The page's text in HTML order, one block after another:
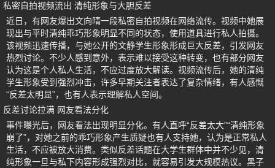
私密自拍视频流出 清纯形象与大胆反差
近日，有网友爆出文向晴一段私密自拍视频在网络流传。视频中她展
现出与平时清纯乖巧形象明显不同的状态，使用道具进行私人拍摄。
该视频迅速传播，与她公开的文静学生形象形成巨大反差，引发网友
热烈讨论。不少人感到意外，表示难以接受这种转变，也有部分网友
认为这是个人私人生活，不应过度放大解读。视频流传后，她的清纯
学生形象受到强烈冲击，许多早期关注者表达了复杂情绪，有人感慨
“反差太明显”，也有人表示理解私人空间。
反差讨论拉满 网友看法分化
事件曝光后，网友看法出现明显分化。有人直呼“反差太大”“清纯形象
崩了”，对她之前的乖巧形象产生质疑也有人支持她，认为是正常私人
生活，不应被放大消费。类似反差话题在大学生群体中并不少见，清
纯形象一旦与私下内容形成强烈对比，就容易引发大规模热议。黑子